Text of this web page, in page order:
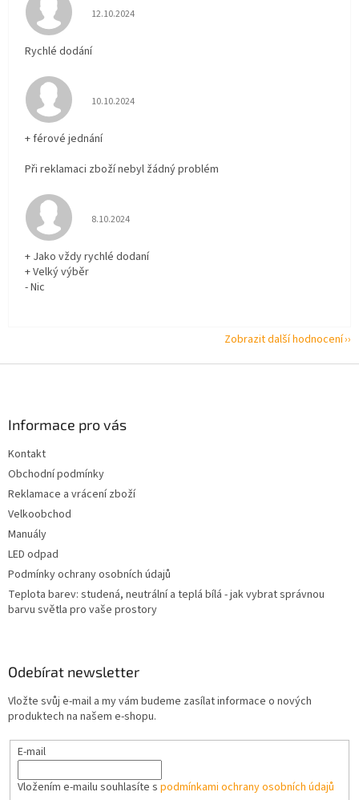
Hodnocení obchodu je 5 z 5 hvězdiček.
12.10.2024
Rychlé dodání
Hodnocení obchodu je 5 z 5 hvězdiček.
10.10.2024
+ férové jednání
Při reklamaci zboží nebyl žádný problém
Hodnocení obchodu je 5 z 5 hvězdiček.
8.10.2024
+ Jako vždy rychlé dodaní
+ Velký výběr
- Nic
Zobrazit další hodnocení
Informace pro vás
Kontakt
Obchodní podmínky
Reklamace a vrácení zboží
Velkoobchod
Manuály
LED odpad
Podmínky ochrany osobních údajů
Teplota barev: studená, neutrální a teplá bílá - jak vybrat správnou
barvu světla pro vaše prostory
Odebírat newsletter
Vložte svůj e-mail a my vám budeme zasílat informace o nových
produktech na našem e-shopu.
E-mail
Vložením e-mailu souhlasíte s podmínkami ochrany osobních údajů